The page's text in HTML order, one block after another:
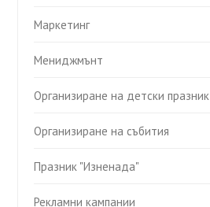
Маркетинг
Мениджмънт
Организиране на детски празник
Организиране на събития
Празник "Изненада"
Рекламни кампании